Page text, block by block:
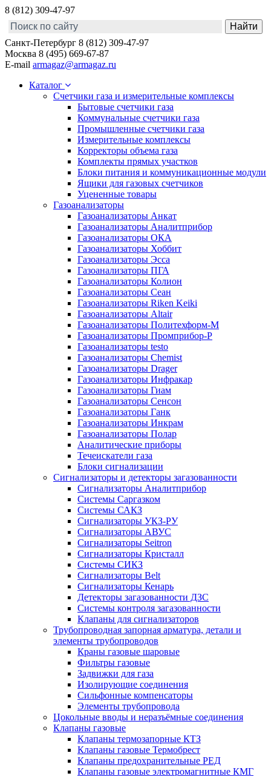
8 (812) 309-47-97
Санкт-Петербург 8 (812) 309-47-97
Москва 8 (495) 669-67-87
E-mail armagaz@armagaz.ru
Каталог
Счетчики газа и измерительные комплексы
Бытовые счетчики газа
Коммунальные счетчики газа
Промышленные счетчики газа
Измерительные комплексы
Корректоры объема газа
Комплекты прямых участков
Блоки питания и коммуникационные модули
Ящики для газовых счетчиков
Уцененные товары
Газоанализаторы
Газоанализаторы Анкат
Газоанализаторы Аналитприбор
Газоанализаторы ОКА
Газоанализаторы Хоббит
Газоанализаторы Эсса
Газоанализаторы ПГА
Газоанализаторы Колион
Газоанализаторы Сеан
Газоанализаторы Riken Keiki
Газоанализаторы Altair
Газоанализаторы Политехформ-М
Газоанализаторы Промприбор-Р
Газоанализаторы testo
Газоанализаторы Chemist
Газоанализаторы Drager
Газоанализаторы Инфракар
Газоанализаторы Гиам
Газоанализаторы Сенсон
Газоанализаторы Ганк
Газоанализаторы Инкрам
Газоанализаторы Полар
Аналитические приборы
Течеискатели газа
Блоки сигнализации
Сигнализаторы и детекторы загазованности
Сигнализаторы Аналитприбор
Системы Саргазком
Системы САКЗ
Сигнализаторы УКЗ-РУ
Сигнализаторы АВУС
Сигнализаторы Seitron
Сигнализаторы Кристалл
Системы СИКЗ
Сигнализаторы Belt
Сигнализаторы Кенарь
Детекторы загазованности ДЗС
Системы контроля загазованности
Клапаны для сигнализаторов
Трубопроводная запорная арматура, детали и
элементы трубопроводов
Краны газовые шаровые
Фильтры газовые
Задвижки для газа
Изолирующие соединения
Сильфонные компенсаторы
Элементы трубопровода
Цокольные вводы и неразъёмные соединения
Клапаны газовые
Клапаны термозапорные КТЗ
Клапаны газовые Термобрест
Клапаны предохранительные РЕД
Клапаны газовые электромагнитные КМГ